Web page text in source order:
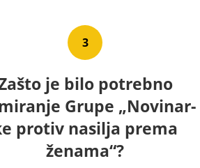
3
je bilo potrebno
Grupe „Novinar­
protiv nasilja prema
ženama“?